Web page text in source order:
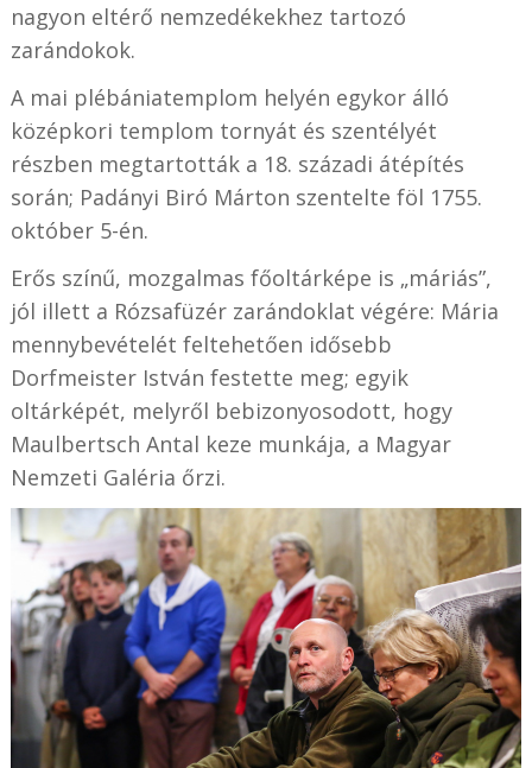
nagyon eltérő nemzedékekhez tartozó
zarándokok.
A mai plébániatemplom helyén egykor álló
középkori templom tornyát és szentélyét
részben megtartották a 18. századi átépítés
során; Padányi Biró Márton szentelte föl 1755.
október 5-én.
Erős színű, mozgalmas főoltárképe is „máriás”,
jól illett a Rózsafüzér zarándoklat végére: Mária
mennybevételét feltehetően idősebb
Dorfmeister István festette meg; egyik
oltárképét, melyről bebizonyosodott, hogy
Maulbertsch Antal keze munkája, a Magyar
Nemzeti Galéria őrzi.